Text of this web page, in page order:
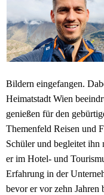
Bildern eingefangen.
Heimatstadt Wien
genießen für den
Themenfeld Reisen und
Schüler und begleitet ihn
er im Hotel- und
Erfahrung in der
bevor er vor zehn Jahren